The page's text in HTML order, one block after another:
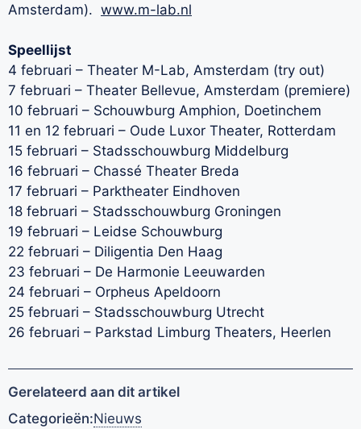
Amsterdam). www.m-lab.nl
Speellijst
4 februari – Theater M-Lab, Amsterdam (try out)
7 februari – Theater Bellevue, Amsterdam (premiere)
10 februari – Schouwburg Amphion, Doetinchem
11 en 12 februari – Oude Luxor Theater, Rotterdam
15 februari – Stadsschouwburg Middelburg
16 februari – Chassé Theater Breda
17 februari – Parktheater Eindhoven
18 februari – Stadsschouwburg Groningen
19 februari – Leidse Schouwburg
22 februari – Diligentia Den Haag
23 februari – De Harmonie Leeuwarden
24 februari – Orpheus Apeldoorn
25 februari – Stadsschouwburg Utrecht
26 februari – Parkstad Limburg Theaters, Heerlen
Gerelateerd aan dit artikel
Categorieën:Nieuws